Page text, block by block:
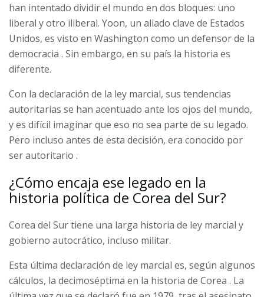
han intentado dividir el mundo en dos bloques: uno
liberal y otro iliberal. Yoon, un aliado clave de Estados
Unidos, es visto en Washington como un defensor de la
democracia . Sin embargo, en su país la historia es
diferente.
Con la declaración de la ley marcial, sus tendencias
autoritarias se han acentuado ante los ojos del mundo,
y es difícil imaginar que eso no sea parte de su legado.
Pero incluso antes de esta decisión, era conocido por
ser autoritario .
¿Cómo encaja ese legado en la
historia política de Corea del Sur?
Corea del Sur tiene una larga historia de ley marcial y
gobierno autocrático, incluso militar.
Esta última declaración de ley marcial es, según algunos
cálculos, la decimoséptima en la historia de Corea . La